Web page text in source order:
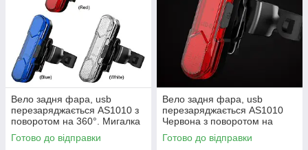
Вело задня фара, usb
перезаряджається AS1010 з
поворотом на 360°. Мигалка
з акумулятором
Готово до відправки
Вело задня фара, usb
перезаряджається AS1010
Червона з поворотом на
360°. Мигалка з
акумулятором
Готово до відправки